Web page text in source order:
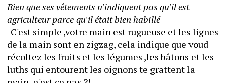
Bien que ses vêtements n'indiquent pas qu'il est
agriculteur parce qu'il était bien habillé
-C'est simple ,votre main est rugueuse et les lignes
de la main sont en zigzag, cela indique que voud
récoltez les fruits et les légumes ,les bâtons et les
luths qui entourent les oignons te grattent la